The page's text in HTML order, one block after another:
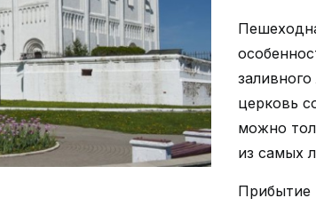
церковь
можно
из самых
Прибытие